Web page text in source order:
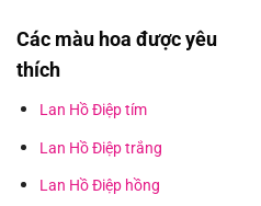
Các màu hoa được yêu
thích
Lan Hồ Điệp tím
Lan Hồ Điệp trắng
Lan Hồ Điệp hồng